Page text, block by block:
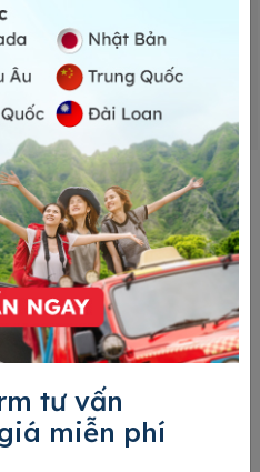
Hỗ trợ 24h
Tổng đài tư vấn Visa luôn sẵn
sàng hỗ trợ bạn
nói về 24H
liên hệ hỏi thăm mình thường
tư vấn
miễn phí